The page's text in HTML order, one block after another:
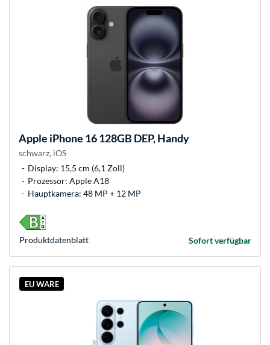
Apple iPhone 16 128GB DEP, Handy
schwarz, iOS
Display: 15,5 cm (6,1 Zoll)
Prozessor: Apple A18
Hauptkamera: 48 MP + 12 MP
Sofort verfügbar
Produkt­datenblatt
EU WARE